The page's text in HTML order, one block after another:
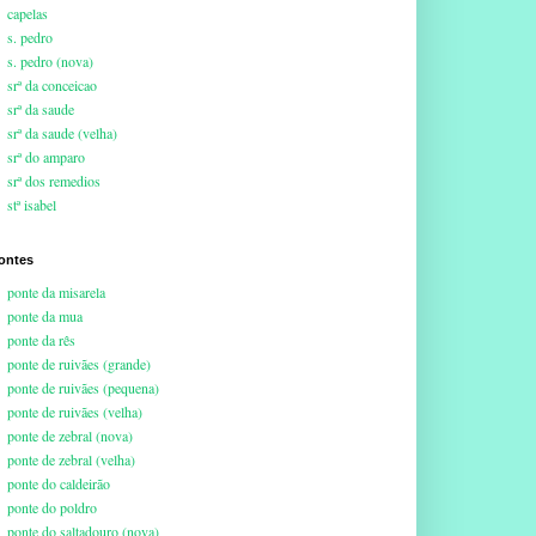
capelas
s. pedro
s. pedro (nova)
srª da conceicao
srª da saude
srª da saude (velha)
srª do amparo
srª dos remedios
stª isabel
ponte da misarela
ponte da mua
ponte da rês
ponte de ruivães (grande)
ponte de ruivães (pequena)
ponte de ruivães (velha)
ponte de zebral (nova)
ponte de zebral (velha)
ponte do caldeirão
ponte do poldro
ponte do saltadouro (nova)